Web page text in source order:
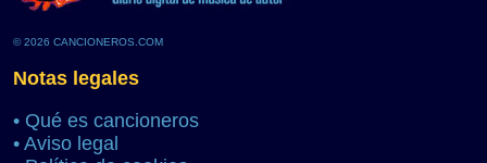
© 2026 CANCIONEROS.COM
Notas legales
• Qué es cancioneros
• Aviso legal